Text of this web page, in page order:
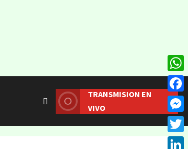
TRANSMISION EN
VIVO